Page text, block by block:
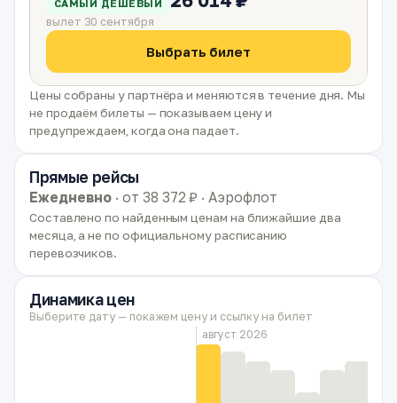
САМЫЙ ДЕШЁВЫЙ
вылет 30 сентября
Выбрать билет
Цены собраны у партнёра и меняются в течение дня. Мы
не продаём билеты — показываем цену и
предупреждаем, когда она падает.
Прямые рейсы
Ежедневно · от 38 372 ₽ · Аэрофлот
Составлено по найденным ценам на ближайшие два
месяца, а не по официальному расписанию
перевозчиков.
Динамика цен
Выберите дату — покажем цену и ссылку на билет
август 2026